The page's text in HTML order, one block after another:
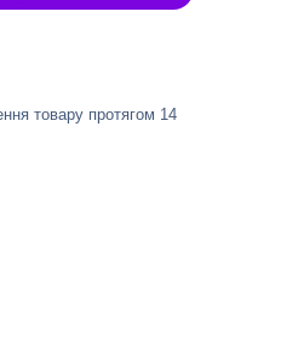
товару протягом 14